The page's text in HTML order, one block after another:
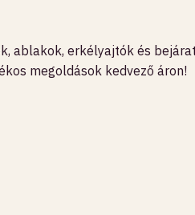
ablakok, erkélyajtók és
megoldások kedvező áron!